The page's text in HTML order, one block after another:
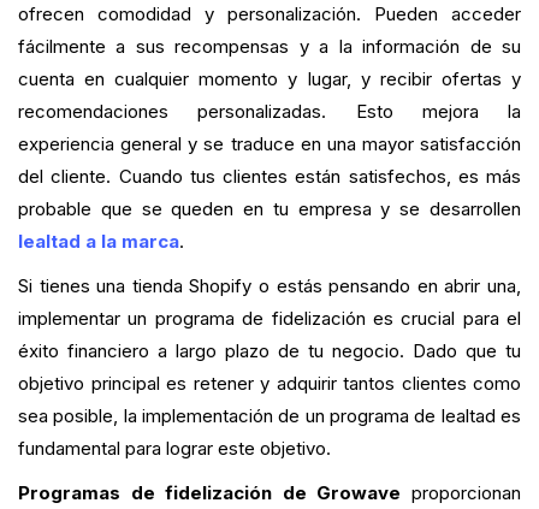
ofrecen comodidad y personalización. Pueden acceder
fácilmente a sus recompensas y a la información de su
cuenta en cualquier momento y lugar, y recibir ofertas y
recomendaciones personalizadas. Esto mejora la
experiencia general y se traduce en una mayor satisfacción
del cliente. Cuando tus clientes están satisfechos, es más
probable que se queden en tu empresa y se desarrollen
lealtad a la marca.
Si tienes una tienda Shopify o estás pensando en abrir una,
implementar un programa de fidelización es crucial para el
éxito financiero a largo plazo de tu negocio. Dado que tu
objetivo principal es retener y adquirir tantos clientes como
sea posible, la implementación de un programa de lealtad es
fundamental para lograr este objetivo.
Programas de fidelización de Growave proporcionan